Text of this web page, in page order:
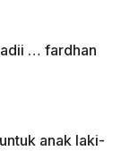
… fardhan
anak laki-